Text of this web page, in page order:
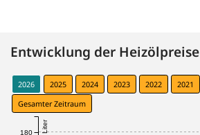
Entwicklung der Heizölpreise
2026 2025 2024 2023 2022 2021
Gesamter Zeitraum
180